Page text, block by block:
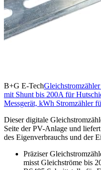
B+G E-Tech
mit Shunt bis 200A für
Messgerät, kWh Stromzähler
Dieser digitale
Seite der PV-Anlage und
des Eigenverbrauchs und der
Präziser
misst Gleichströme bis